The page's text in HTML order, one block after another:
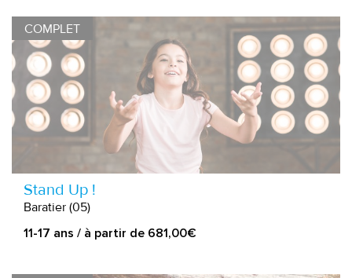
COMPLET
Stand Up !
Baratier (05)
11-17 ans / à partir de 681,00€